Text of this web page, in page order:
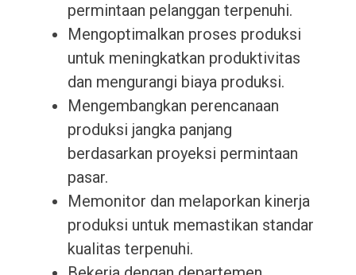
permintaan pelanggan terpenuhi.
Mengoptimalkan proses produksi
untuk meningkatkan produktivitas
dan mengurangi biaya produksi.
Mengembangkan perencanaan
produksi jangka panjang
berdasarkan proyeksi permintaan
pasar.
Memonitor dan melaporkan kinerja
produksi untuk memastikan standar
kualitas terpenuhi.